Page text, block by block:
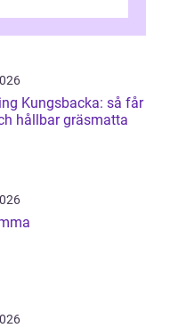
Kungsbacka: så får
hållbar gräsmatta